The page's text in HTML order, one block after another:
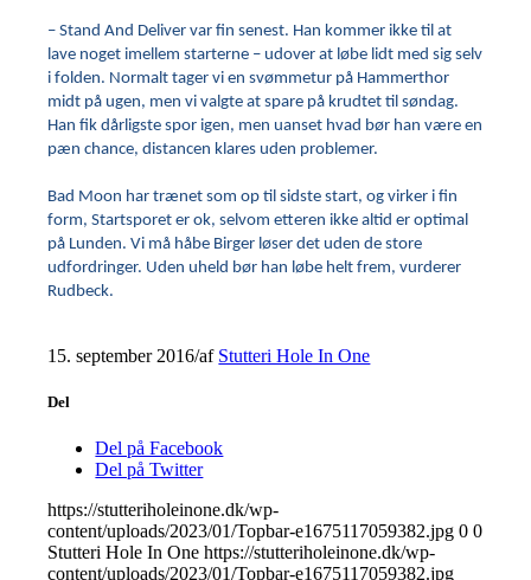
– Stand And Deliver var fin senest. Han kommer ikke til at
lave noget imellem starterne – udover at løbe lidt med sig selv
i folden. Normalt tager vi en svømmetur på Hammerthor
midt på ugen, men vi valgte at spare på krudtet til søndag.
Han fik dårligste spor igen, men uanset hvad bør han være en
pæn chance, distancen klares uden problemer.
Bad Moon har trænet som op til sidste start, og virker i fin
form, Startsporet er ok, selvom etteren ikke altid er optimal
på Lunden. Vi må håbe Birger løser det uden de store
udfordringer. Uden uheld bør han løbe helt frem, vurderer
Rudbeck.
15. september 2016/af Stutteri Hole In One
Del
Del på Facebook
Del på Twitter
https://stutteriholeinone.dk/wp-
content/uploads/2023/01/Topbar-e1675117059382.jpg 0 0
Stutteri Hole In One https://stutteriholeinone.dk/wp-
content/uploads/2023/01/Topbar-e1675117059382.jpg